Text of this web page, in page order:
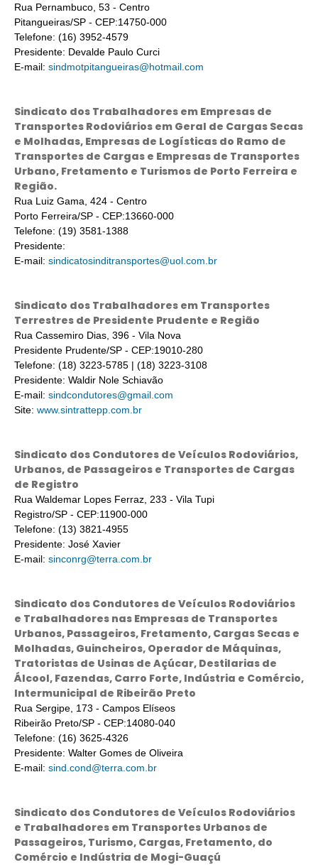
Rua Pernambuco, 53 - Centro
Pitangueiras/SP - CEP:14750-000
Telefone: (16) 3952-4579
Presidente: Devalde Paulo Curci
E-mail: sindmotpitangueiras@hotmail.com
Sindicato dos Trabalhadores em Empresas de
Transportes Rodoviários em Geral de Cargas Secas
e Molhadas, Empresas de Logísticas do Ramo de
Transportes de Cargas e Empresas de Transportes
Urbano, Fretamento e Turismos de Porto Ferreira e
Região.
Rua Luiz Gama, 424 - Centro
Porto Ferreira/SP - CEP:13660-000
Telefone: (19) 3581-1388
Presidente:
E-mail: sindicatosinditransportes@uol.com.br
Sindicato dos Trabalhadores em Transportes
Terrestres de Presidente Prudente e Região
Rua Cassemiro Dias, 396 - Vila Nova
Presidente Prudente/SP - CEP:19010-280
Telefone: (18) 3223-5785 | (18) 3223-3108
Presidente: Waldir Nole Schiavão
E-mail: sindcondutores@gmail.com
Site: www.sintrattepp.com.br
Sindicato dos Condutores de Veículos Rodoviários,
Urbanos, de Passageiros e Transportes de Cargas
de Registro
Rua Waldemar Lopes Ferraz, 233 - Vila Tupi
Registro/SP - CEP:11900-000
Telefone: (13) 3821-4955
Presidente: José Xavier
E-mail: sinconrg@terra.com.br
Sindicato dos Condutores de Veículos Rodoviários
e Trabalhadores nas Empresas de Transportes
Urbanos, Passageiros, Fretamento, Cargas Secas e
Molhadas, Guincheiros, Operador de Máquinas,
Tratoristas de Usinas de Açúcar, Destilarias de
Álcool, Fazendas, Carro Forte, Indústria e Comércio,
Intermunicipal de Ribeirão Preto
Rua Sergipe, 173 - Campos Elíseos
Ribeirão Preto/SP - CEP:14080-040
Telefone: (16) 3625-4326
Presidente: Walter Gomes de Oliveira
E-mail: sind.cond@terra.com.br
Sindicato dos Condutores de Veículos Rodoviários
e Trabalhadores em Transportes Urbanos de
Passageiros, Turismo, Cargas, Fretamento, do
Comércio e Indústria de Mogi-Guaçú